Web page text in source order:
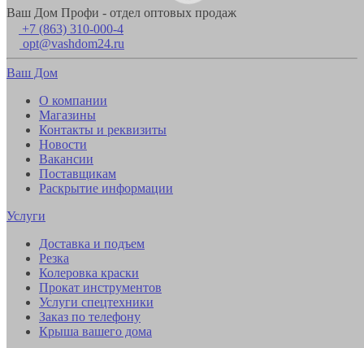
Ваш Дом Профи - отдел оптовых продаж
+7 (863) 310-000-4
opt@vashdom24.ru
Ваш Дом
О компании
Магазины
Контакты и реквизиты
Новости
Вакансии
Поставщикам
Раскрытие информации
Услуги
Доставка и подъем
Резка
Колеровка краски
Прокат инструментов
Услуги спецтехники
Заказ по телефону
Крыша вашего дома